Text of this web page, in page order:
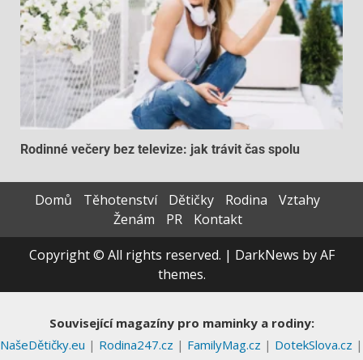
Rodinné večery bez televize: jak trávit čas spolu
Domů Těhotenství Dětičky Rodina
Vztahy
Ženám
PR
Kontakt
Copyright © All rights reserved. | DarkNews by AF
themes.
Související magazíny pro maminky a rodiny:
NašeDětičky.eu | Rodina247.cz | FamilyMag.cz | DotekSlova.cz |